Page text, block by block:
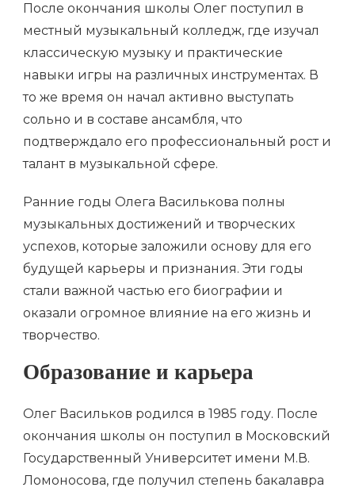
После окончания школы Олег поступил в
местный музыкальный колледж, где изучал
классическую музыку и практические
навыки игры на различных инструментах. В
то же время он начал активно выступать
сольно и в составе ансамбля, что
подтверждало его профессиональный рост и
талант в музыкальной сфере.
Ранние годы Олега Василькова полны
музыкальных достижений и творческих
успехов, которые заложили основу для его
будущей карьеры и признания. Эти годы
стали важной частью его биографии и
оказали огромное влияние на его жизнь и
творчество.
Образование и карьера
Олег Васильков родился в 1985 году. После
окончания школы он поступил в Московский
Государственный Университет имени М.В.
Ломоносова, где получил степень бакалавра